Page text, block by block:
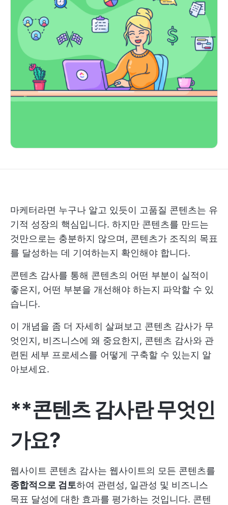
마케터라면 누구나 알고 있듯이 고품질 콘텐츠는 유
기적 성장의 핵심입니다. 하지만 콘텐츠를 만드는
것만으로는 충분하지 않으며, 콘텐츠가 조직의 목표
를 달성하는 데 기여하는지 확인해야 합니다.
콘텐츠 감사를 통해 콘텐츠의 어떤 부분이 실적이
좋은지, 어떤 부분을 개선해야 하는지 파악할 수 있
습니다.
이 개념을 좀 더 자세히 살펴보고 콘텐츠 감사가 무
엇인지, 비즈니스에 왜 중요한지, 콘텐츠 감사와 관
련된 세부 프로세스를 어떻게 구축할 수 있는지 알
아보세요.
**콘텐츠 감사란 무엇인
가요?
웹사이트 콘텐츠 감사는 웹사이트의 모든 콘텐츠를
종합적으로 검토하여 관련성, 일관성 및 비즈니스
목표 달성에 대한 효과를 평가하는 것입니다. 콘텐